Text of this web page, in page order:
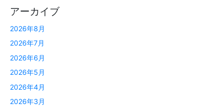
アーカイブ
2026年8月
2026年7月
2026年6月
2026年5月
2026年4月
2026年3月